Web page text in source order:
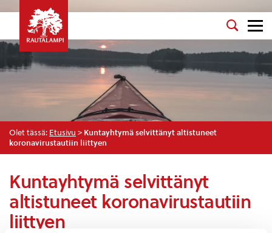
Olet tässä: Etusivu > Kuntayhtymä selvittänyt altistuneet
koronavirustautiin liittyen
Kuntayhtymä selvittänyt
altistuneet koronavirustautiin
liittyen